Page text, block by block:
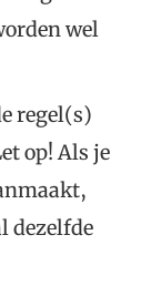
wel
regel(s)
op! Als je
dezelfde